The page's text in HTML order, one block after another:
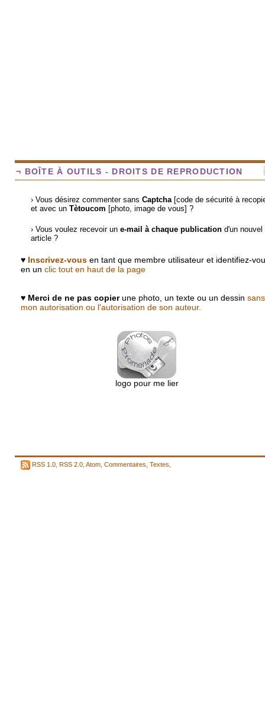
¬ BOÎTE À OUTILS - DROITS DE REPRODUCTION
› Vous désirez commenter sans Captcha [code de sécurité à
et avec un Tètoucom [photo, image de vous] ?
› Vous voulez recevoir un e-mail à chaque publication d'un nouvel
article ?
♥ Inscrivez-vous en tant que membre utilisateur et identifiez-
en un clic tout en haut de la page
♥ Merci de ne pas copierune photo, un texte ou un dessin sans
mon autorisation ou l'autorisation de son auteur.
logo pour me lier
RSS 1.0 RSS 2.0 Atom Commentaires Textes